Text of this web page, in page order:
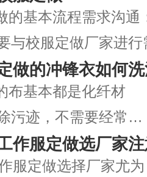
的基本流程需求沟通
与校服定做厂家进
、颜色、尺寸、数量
根据需求，校服厂
的设计稿和样品供学
做的冲锋衣如何
布基本都是化纤材
污迹，不需要经常去
少洗，但也不能不
料一般都是由：PU
作服定做选厂家
服定做选择厂家尤为